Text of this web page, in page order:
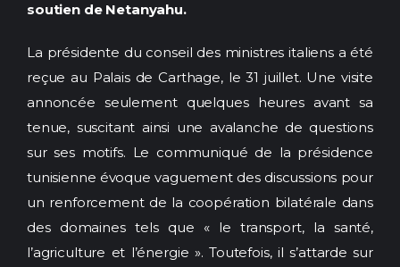
soutien de Netanyahu.
La présidente du conseil des ministres italiens a été
reçue au Palais de Carthage, le 31 juillet. Une visite
annoncée seulement quelques heures avant sa
tenue, suscitant ainsi une avalanche de questions
sur ses motifs. Le communiqué de la présidence
tunisienne évoque vaguement des discussions pour
un renforcement de la coopération bilatérale dans
des domaines tels que « le transport, la santé,
l’agriculture et l’énergie ». Toutefois, il s’attarde sur